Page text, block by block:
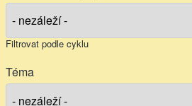
Filtrovat podle cyklu
Téma